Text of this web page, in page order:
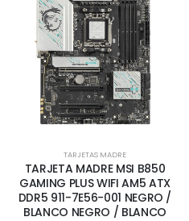
TARJETAS MADRE
TARJETA MADRE MSI B850
GAMING PLUS WIFI AM5 ATX
DDR5 911-7E56-001 NEGRO /
BLANCO NEGRO / BLANCO